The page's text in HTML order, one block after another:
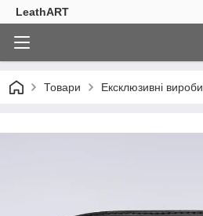
LeathART
Товари Ексклюзивні вироби